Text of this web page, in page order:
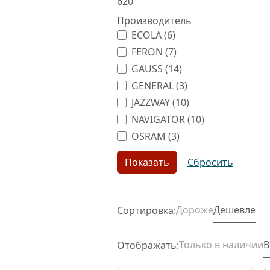
Производитель
ECOLA (6)
FERON (7)
GAUSS (14)
GENERAL (3)
JAZZWAY (10)
NAVIGATOR (10)
OSRAM (3)
Сортировка:ДорожеДешевле
Отображать:Только в наличии